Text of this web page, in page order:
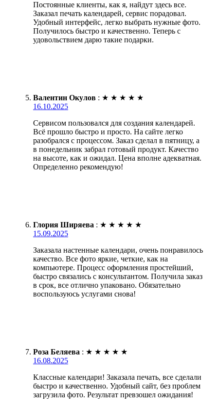
Постоянные клиенты, как я, найдут здесь все.
Заказал печать календарей, сервис порадовал.
Удобный интерфейс, легко выбрать нужные фото.
Получилось быстро и качественно. Теперь с
удовольствием дарю такие подарки.
Валентин Окулов : ★ ★ ★ ★ ★
16.10.2025
Сервисом пользовался для создания календарей.
Всё прошло быстро и просто. На сайте легко
разобрался с процессом. Заказ сделал в пятницу, а
в понедельник забрал готовый продукт. Качество
на высоте, как и ожидал. Цена вполне адекватная.
Определенно рекомендую!
Глория Ширяева : ★ ★ ★ ★ ★
15.09.2025
Заказала настенные календари, очень понравилось
качество. Все фото яркие, четкие, как на
компьютере. Процесс оформления простейший,
быстро связались с консультантом. Получила заказ
в срок, все отлично упаковано. Обязательно
воспользуюсь услугами снова!
Роза Беляева : ★ ★ ★ ★ ★
16.08.2025
Классные календари! Заказала печать, все сделали
быстро и качественно. Удобный сайт, без проблем
загрузила фото. Результат превзошел ожидания!